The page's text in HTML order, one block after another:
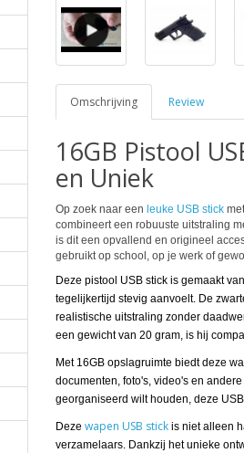
Omschrijving Review
16GB Pistool
en Uniek
Op zoek naar een leuke USB stick
combineert een robuuste uitstraling
is dit een opvallend en origineel
gebruikt op school, op je werk of
Deze pistool USB stick is gemaakt
tegelijkertijd stevig aanvoelt. De
realistische uitstraling zonder
een gewicht van 20 gram, is hij
Met 16GB opslagruimte biedt deze
documenten, foto's, video's en
georganiseerd wilt houden, deze
Deze wapen USB stickis niet alleen
verzamelaars. Dankzij het unieke